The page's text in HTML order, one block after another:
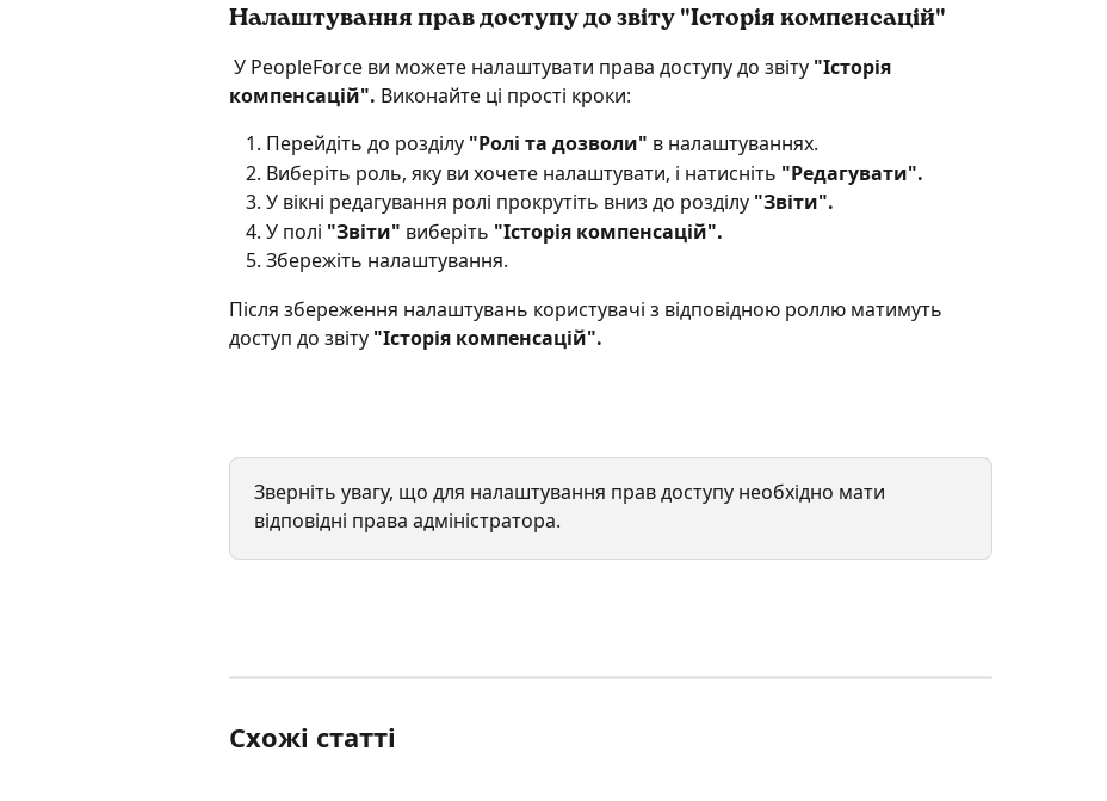
Налаштування прав доступу до звіту "Історія компенсацій"
У PeopleForce ви можете налаштувати права доступу до звіту "Історія
компенсацій". Виконайте ці прості кроки:
Перейдіть до розділу "Ролі та дозволи" в налаштуваннях.
Виберіть роль, яку ви хочете налаштувати, і натисніть "Редагувати".
У вікні редагування ролі прокрутіть вниз до розділу "Звіти".
У полі "Звіти" виберіть "Історія компенсацій".
Збережіть налаштування.
Після збереження налаштувань користувачі з відповідною роллю матимуть
доступ до звіту "Історія компенсацій".
Зверніть увагу, що для налаштування прав доступу необхідно мати
відповідні права адміністратора.
Схожі статті